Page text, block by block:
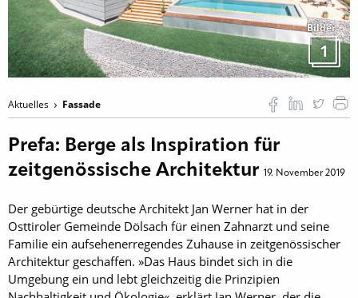
Bilder
1
Aktuelles Fassade
Prefa: Berge als Inspiration für
zeitgenössische Architektur 19. November 2019
Der gebürtige deutsche Architekt Jan Werner hat in der
Osttiroler Gemeinde Dölsach für einen Zahnarzt und seine
Familie ein aufsehenerregendes Zuhause in zeitgenössischer
Architektur geschaffen. »Das Haus bindet sich in die
Umgebung ein und lebt gleichzeitig die Prinzipien